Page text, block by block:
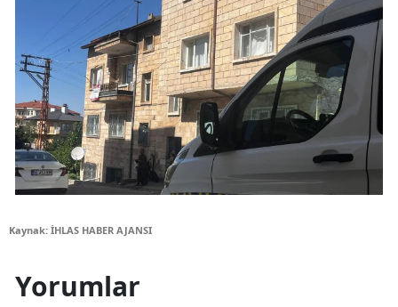
Kaynak: İHLAS HABER AJANSI
Yorumlar